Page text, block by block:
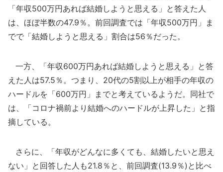
「年収500万円あれば結婚しようと思える」と答えた人
は、ほぼ半数の47.9％。前回調査では「年収500万円」ま
でで「結婚しようと思える」割合は56％だった。
一方、「年収600万円あれば結婚しようと思える」と答
えた人は57.5％。つまり、20代の5割以上が相手の年収の
ハードルを「600万円」までと考えているようだ。同社で
は、「コロナ禍前より結婚へのハードルが上昇した」と指
摘している。
さらに、「年収がどんなに多くても、結婚したいと思え
ない」と回答した人も21.8％と、前回調査(13.9％)と比べ